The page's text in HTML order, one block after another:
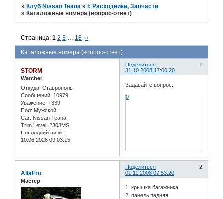
» Клуб Nissan Teana » I: Расходники, Запчасти
» Каталожные номера (вопрос-ответ)
Каталожные номера (вопрос-ответ)
Страница:1 2 3 18 »
Поделиться
1
31.10.2008 17:00:20
STORM
Watcher
Откуда: Ставрополь
Сообщений: 10979
Уважение: +339
Пол: Мужской
Car: Nissan Teana
Trim Level: 230JMS
Последний визит:
10.06.2026 09:03:15
Задавайте вопрос.
0
Поделиться
2
01.11.2008 07:53:20
AllaFro
Мастер
1. крышка багажника
2. панель задняя